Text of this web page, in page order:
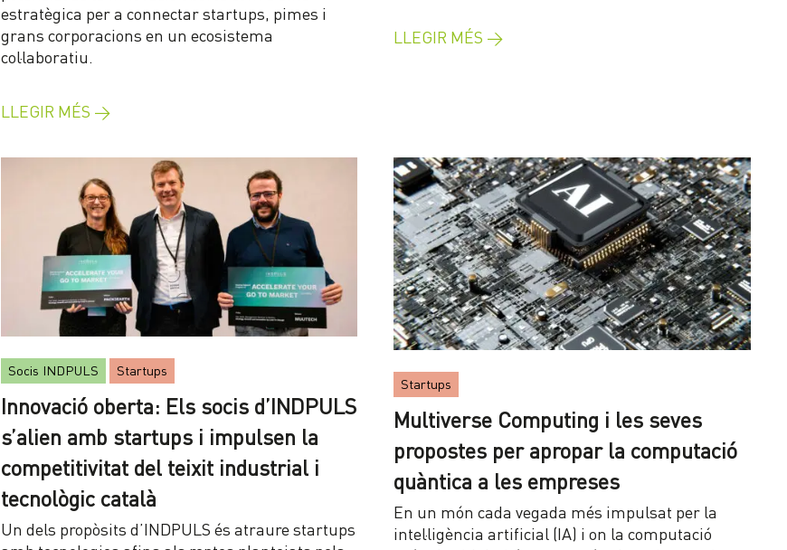
estratègica per a connectar startups, pimes i
grans corporacions en un ecosistema
col·laboratiu.
LLEGIR MÉS →
LLEGIR MÉS →
Socis INDPULS Startups
Innovació oberta: Els socis d’INDPULS
s’alien amb startups i impulsen la
competitivitat del teixit industrial i
tecnològic català
Un dels propòsits d’INDPULS és atraure startups
Startups
Multiverse Computing i les seves
propostes per apropar la computació
quàntica a les empreses
En un món cada vegada més impulsat per la
intel·ligència artificial (IA) i on la computació